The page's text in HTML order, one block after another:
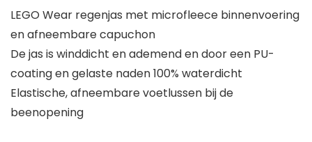
LEGO Wear regenjas met microfleece binnenvoering
en afneembare capuchon
De jas is winddicht en ademend en door een PU-
coating en gelaste naden 100% waterdicht
Elastische, afneembare voetlussen bij de
beenopening